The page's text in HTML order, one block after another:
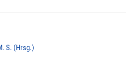
S. (Hrsg.)